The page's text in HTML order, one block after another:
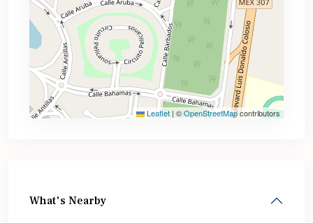
Leaflet | ©OpenStreetMapcontributors
What's Nearby